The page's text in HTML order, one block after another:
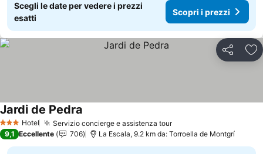
Scegli le date per vedere i prezzi
esatti
Scopri i prezzi
Condividi
3 StelleHotel Servizio concierge e assistenza tourScopri i prezzi
Jardi de Pedra
9,1 Eccellente 706 La Escala, 9.2 km da: Torroella de Montgrí